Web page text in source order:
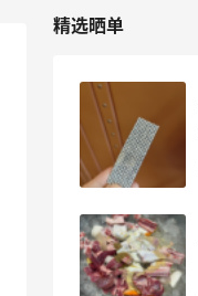
精选晒单